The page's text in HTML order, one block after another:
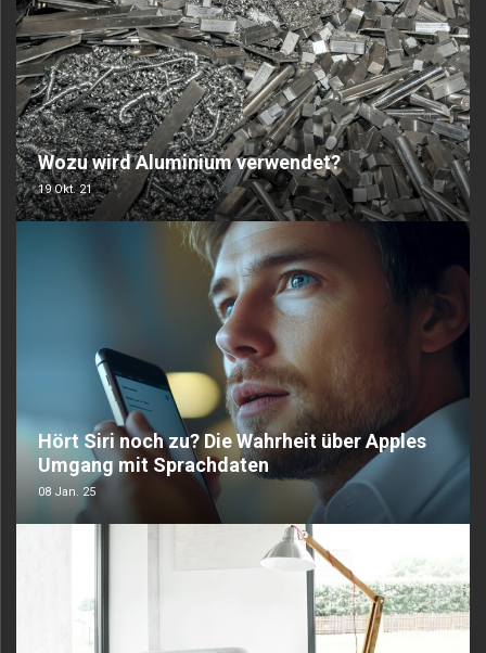
Wozu wird Aluminium verwendet?
19 Okt. 21
Hört Siri noch zu? Die Wahrheit über Apples
Umgang mit Sprachdaten
08 Jan. 25